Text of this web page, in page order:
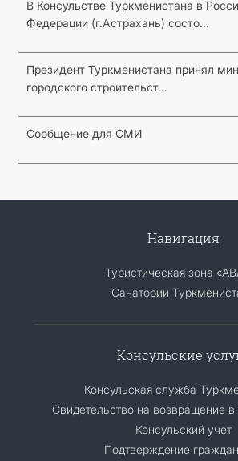
В Консульстве Туркменистана в
Федерации (г.Астрахань) состо...
Президент Туркменистана принял
городского строительст...
Сообщение для СМИ
Навигация
Туристическая зона
Санатории
Консульские
Консульская служба
Свидетельство на возвращение
Консульский учет
Подтверждение